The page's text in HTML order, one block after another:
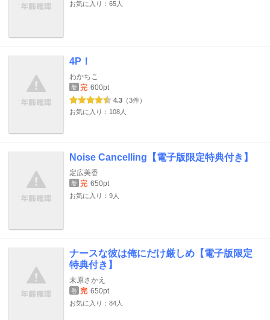
お気に入り：65人
4P！
わかちこ
巻 完 600pt
4.3 （3件）
お気に入り：108人
Noise Cancelling【電子版限定特典付き】
定広美香
巻 完 650pt
お気に入り：9人
ナースな彼は俺にだけ厳しめ【電子版限定
特典付き】
末原さかえ
巻 完 650pt
お気に入り：84人